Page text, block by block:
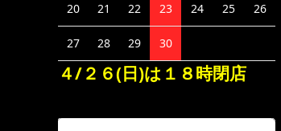
20 21 22 23 24 25 26
27 28 29 30
４/２６(日)は１８時閉店